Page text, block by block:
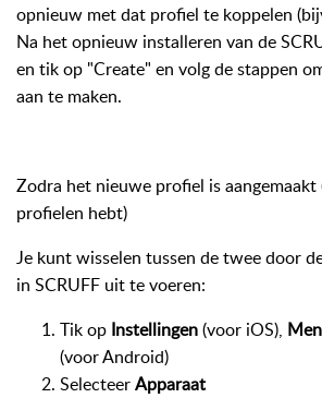
opnieuw met dat profiel te koppelen
Na het opnieuw installeren van de
en tik op "Create" en volg de stappen
aan te maken.
Zodra het nieuwe profiel is aangemaakt
profielen hebt)
Je kunt wisselen tussen de twee door
in SCRUFF uit te voeren:
Tik op Instellingen(voor iOS),
(voor Android)
SelecteerApparaat